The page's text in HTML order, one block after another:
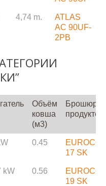
4,74 m.
ATLAS
AC 90UF-
2PB
Объём
ковша
(м3)
Брошюра
продукте
0.45
17 SK
kW 0.56
19 SK